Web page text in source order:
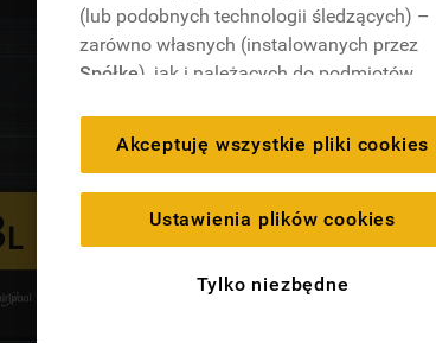
(lub podobnych technologii śledzących) –
zarówno własnych (instalowanych przez
Spółkę), jak i należących do podmiotów
funkcjonowania strony, poprawę komfortu
oraz personalizację przeglądania
techniczne pliki cookie), cele statystyczne
i rozróżnianie użytkowników (analityczne
), a także wyświetlanie reklam
dostosowanych do zainteresowań
Akceptuję wszystkie pliki cookies
Ustawienia plików cookies
Tylko niezbędne